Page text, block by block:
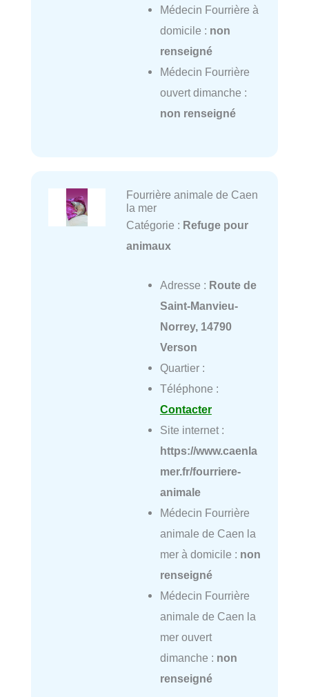
Médecin Fourrière à
domicile : non
renseigné
Médecin Fourrière
ouvert dimanche :
non renseigné
Fourrière animale de Caen
la mer
Catégorie : Refuge pour
animaux
Adresse : Route de
Saint-Manvieu-
Norrey, 14790
Verson
Quartier :
Téléphone :
Contacter
Site internet :
https://www.caenla
mer.fr/fourriere-
animale
Médecin Fourrière
animale de Caen la
mer à domicile : non
renseigné
Médecin Fourrière
animale de Caen la
mer ouvert
dimanche : non
renseigné